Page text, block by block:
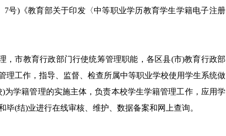
7号)《教育部关于印发〈中等职业学历教育学生学籍电子注册
市教育行政部门行使统筹管理职能，各区县(市)教育行政部
理工作，指导、监督、检查所属中等职业学校使用学生系统做
学籍管理的实施主体，负责本校学生学籍管理工作，应用学
(结)业进行在线审核、维护、数据备案和网上查询。